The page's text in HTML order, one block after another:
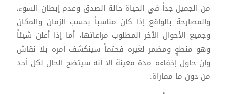
من الجميل جداً في الحياة حالة الصدق وعدم إبطان السوء،
والمصارحة بالواقع إذا كان مناسباً بحسب الزمان والمكان
وجميع الأحوال الأخر المطلوب مراعاتها، أما إذا أعلن شيئاً
وهو منطوٍ ومضمر لغيره فحتماً سينكشف أمره بلا نقاش
وإن حاول إخفاءه مدة معينة إلا أنه سيتضح الحال لكل أحد
من دون ما مماراة.